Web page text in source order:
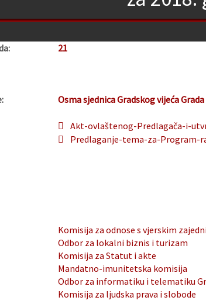
21
Osma sjednica Gradskog vijeća Grada
Akt-ovlaštenog-Predlagača-i-
Predlaganje-tema-za-Program-
Komisija za odnose s vjerskim
Odbor za lokalni biznis i turizam
Komisija za Statut i akte
Mandatno-imunitetska komisija
Odbor za informatiku i telematiku
Komisija za ljudska prava i slobode